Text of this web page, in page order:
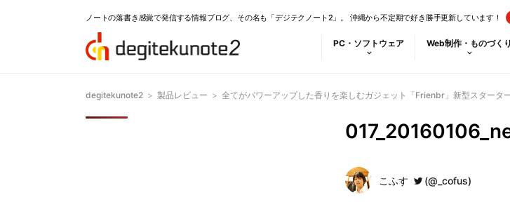
ノートの落書き感覚で発信する情報ブログ、その名も「デジテクノート2」。 沖縄から不定期で好き勝手更新しています！
PC・ソフトウェア Web制作・ものづくり
degitekunote2 > 製品レビュー > 全てがパワーアップした香りを楽しむガジェット「Frienbr」新型スタータ
こふす (@_cofus)